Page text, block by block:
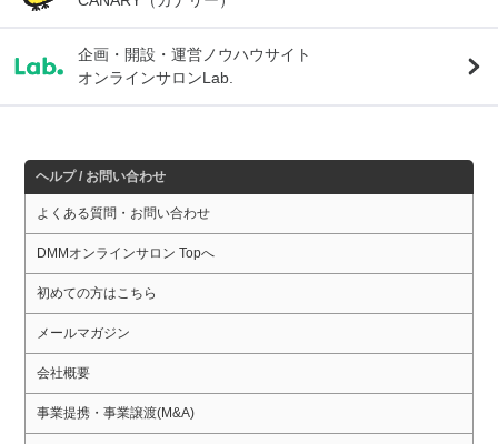
企画・開設・運営ノウハウサイト
オンラインサロンLab.
ヘルプ / お問い合わせ
よくある質問・お問い合わせ
DMMオンラインサロン Topへ
初めての方はこちら
メールマガジン
会社概要
事業提携・事業譲渡(M&A)